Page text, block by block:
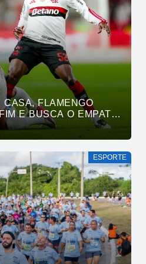
CASA, FLAMENGO
E BUSCA O EMPATE
ESPORTE